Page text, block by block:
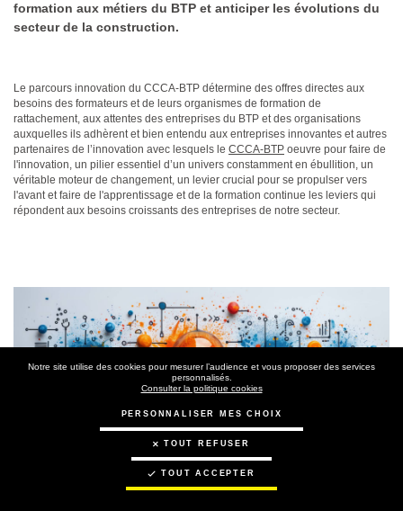
formation aux métiers du BTP et anticiper les évolutions du
secteur de la construction.
Le parcours innovation du CCCA-BTP détermine des offres directes aux
besoins des formateurs et de leurs organismes de formation de
rattachement, aux attentes des entreprises du BTP et des organisations
auxquelles ils adhèrent et bien entendu aux entreprises innovantes et autres
partenaires de l’innovation avec lesquels le CCCA-BTP oeuvre pour faire de
l'innovation, un pilier essentiel d’un univers constamment en ébullition, un
véritable moteur de changement, un levier crucial pour se propulser vers
l'avant et faire de l'apprentissage et de la formation continue les leviers qui
répondent aux besoins croissants des entreprises de notre secteur.
Image
Image
Notre site utilise des cookies pour mesurer l’audience et vous proposer des services
personnalisés.
Consulter la politique cookies
PERSONNALISER MES CHOIX
TOUT REFUSER
TOUT ACCEPTER